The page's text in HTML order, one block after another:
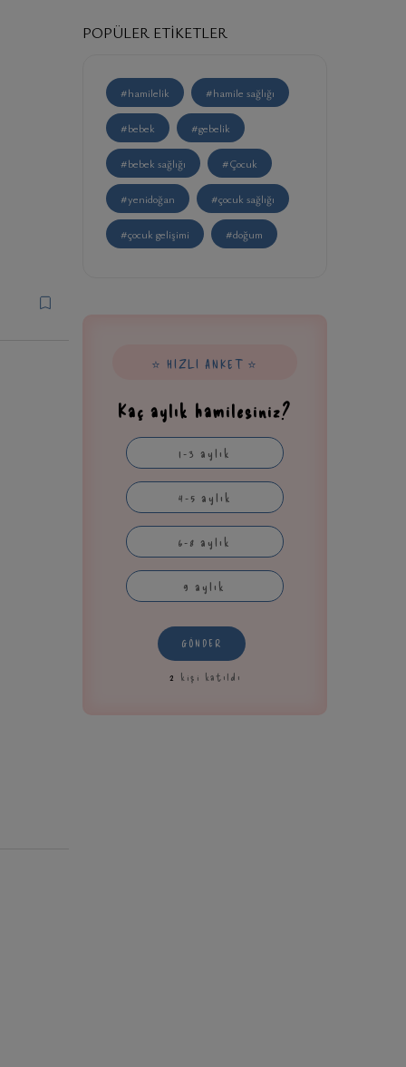
POPÜLER ETIKETLER
#hamilelik #hamile sağlığı
#bebek #gebelik
#bebek sağlığı #Çocuk
#yenidoğan #çocuk sağlığı
#çocuk gelişimi #doğum
⭐ HIZLI ANKET ⭐
Kaç aylık hamilesiniz?
1-3 aylık
4-5 aylık
6-8 aylık
9 aylık
GÖNDER
2 kişi katıldı